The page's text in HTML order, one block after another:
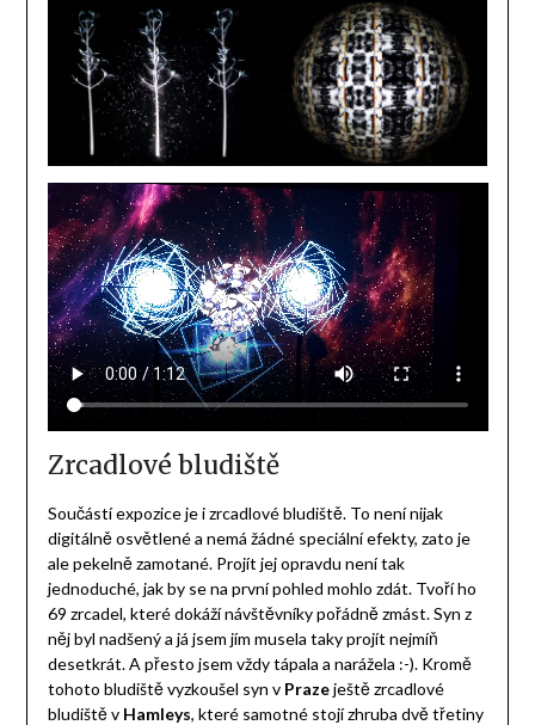
Zrcadlové bludiště
Součástí expozice je i zrcadlové bludiště. To není nijak
digitálně osvětlené a nemá žádné speciální efekty, zato je
ale pekelně zamotané. Projít jej opravdu není tak
jednoduché, jak by se na první pohled mohlo zdát. Tvoří ho
69 zrcadel, které dokáží návštěvníky pořádně zmást. Syn z
něj byl nadšený a já jsem jím musela taky projít nejmíň
desetkrát. A přesto jsem vždy tápala a narážela :-). Kromě
tohoto bludiště vyzkoušel syn v Prazeještě zrcadlové
bludiště v Hamleys, které samotné stojí zhruba dvě třetiny